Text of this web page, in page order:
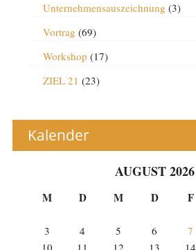
Unternehmensauszeichnung (3)
Vortrag (69)
Workshop (17)
ZIEL 21 (23)
Kalender
AUGUST 2026
M D M D F
3
4 5 6 7
10
11 12 13 14